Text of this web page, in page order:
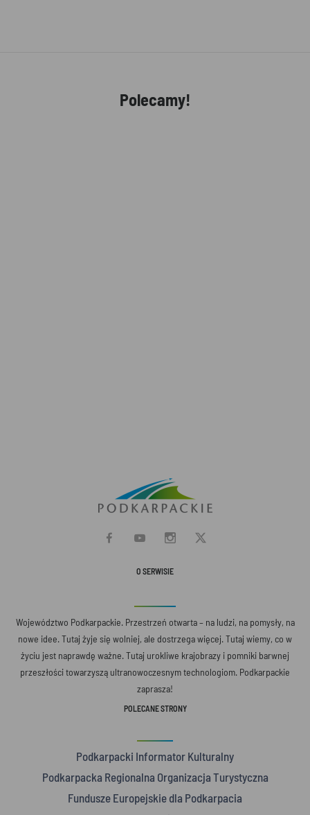
Polecamy!
O SERWISIE
Województwo Podkarpackie. Przestrzeń otwarta – na ludzi, na pomysły, na
nowe idee. Tutaj żyje się wolniej, ale dostrzega więcej. Tutaj wiemy, co w
życiu jest naprawdę ważne. Tutaj urokliwe krajobrazy i pomniki barwnej
przeszłości towarzyszą ultranowoczesnym technologiom. Podkarpackie
zaprasza!
POLECANE STRONY
Podkarpacki Informator Kulturalny
Podkarpacka Regionalna Organizacja Turystyczna
Fundusze Europejskie dla Podkarpacia